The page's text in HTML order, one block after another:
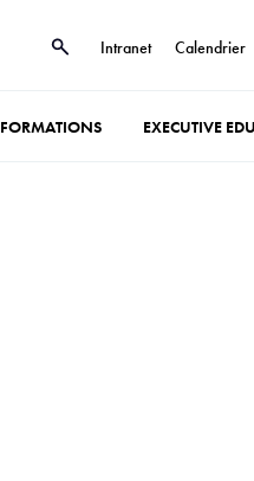
Intranet Calendrier
FORMATIONS EXECUTIVE